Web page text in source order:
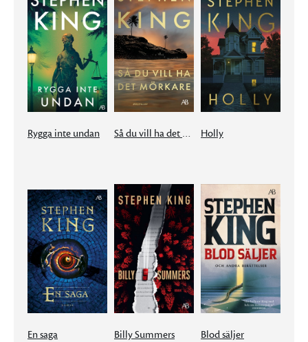
Rygga inte undan Så du vill ha det mörkare Holly
En saga Billy Summers Blod säljer